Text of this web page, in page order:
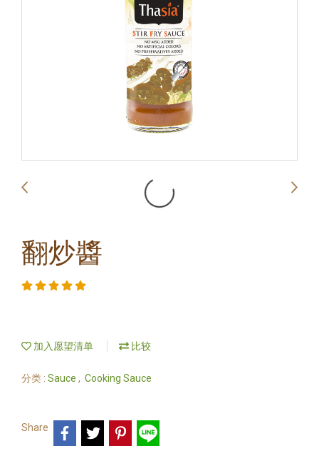
翻炒醬
加入愿望清单 比较
分类 : Sauce , Cooking Sauce
Share